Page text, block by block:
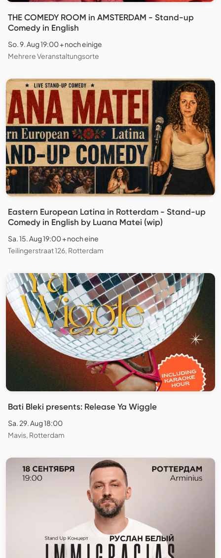
THE COMEDY ROOM in AMSTERDAM - Stand-up
Comedy in English
So. 9. Aug 19:00 + noch einige
Mehrere Veranstaltungsorte
Eastern European Latina in Rotterdam - Stand-up
Comedy in English by Luana Matei (wip)
Sa. 15. Aug 19:00 + noch eine
Teilingerstraat 126, Rotterdam
Bati Bleki presents: Release Ya Wiggle
Sa. 29. Aug 18:00
Mavis, Rotterdam